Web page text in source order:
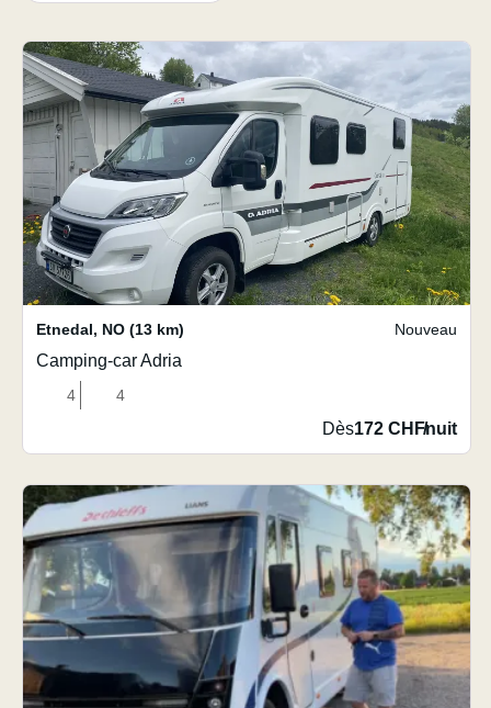
Etnedal, NO (13 km) Nouveau
Camping-car Adria
4 4
Dès172 CHF/nuit